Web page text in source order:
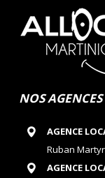
NOS AGENCES
AGENCE
Ruban
AGENCE